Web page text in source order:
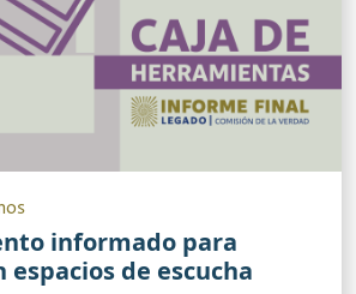
informado para
de escucha